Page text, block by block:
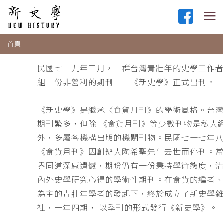
首頁
民國七十九年三月，一群台灣青壯年的史學工作
組一份非營利的期刊──《新史學》正式出刊。
《新史學》是繼承《食貨月刊》的學術風格。台
期刊繁多，但除 《食貨月刊》等少數刊物是私人
外，多屬各機構出版的機關刊物。民國七十七年
《食貨月刊》因創辦人陶希聖先生去世而停刊。
界同道深感遺憾，期盼仍有一份秉持學術態度，
內外史學研究心得的學術性期刊。在食貨的編者
為主的青壯年學者的發起下，終於成立了新史學
社，一年四期， 以季刊的形式發行《新史學》。